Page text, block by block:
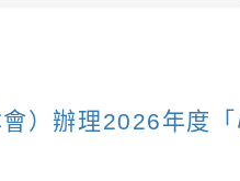
）辦理2026年度